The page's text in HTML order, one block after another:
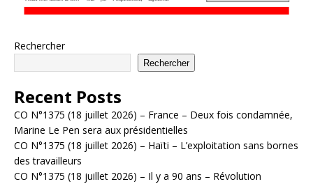
Rechercher
Rechercher
Recent Posts
CO N°1375 (18 juillet 2026) – France – Deux fois condamnée,
Marine Le Pen sera aux présidentielles
CO N°1375 (18 juillet 2026) – Haïti – L’exploitation sans bornes
des travailleurs
CO N°1375 (18 juillet 2026) – Il y a 90 ans – Révolution